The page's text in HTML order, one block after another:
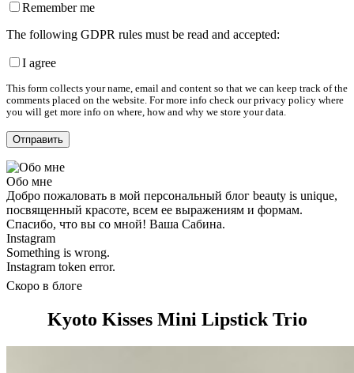
Remember me
The following GDPR rules must be read and accepted:
I agree
This form collects your name, email and content so that we can keep track of the
comments placed on the website. For more info check our privacy policy where
you will get more info on where, how and why we store your data.
Обо мне
Добро пожаловать в мой персональный блог beauty is unique,
посвященный красоте, всем ее выражениям и формам.
Спасибо, что вы со мной! Ваша Сабина.
Instagram
Something is wrong.
Instagram token error.
Скоро в блоге
Kyoto Kisses Mini Lipstick Trio